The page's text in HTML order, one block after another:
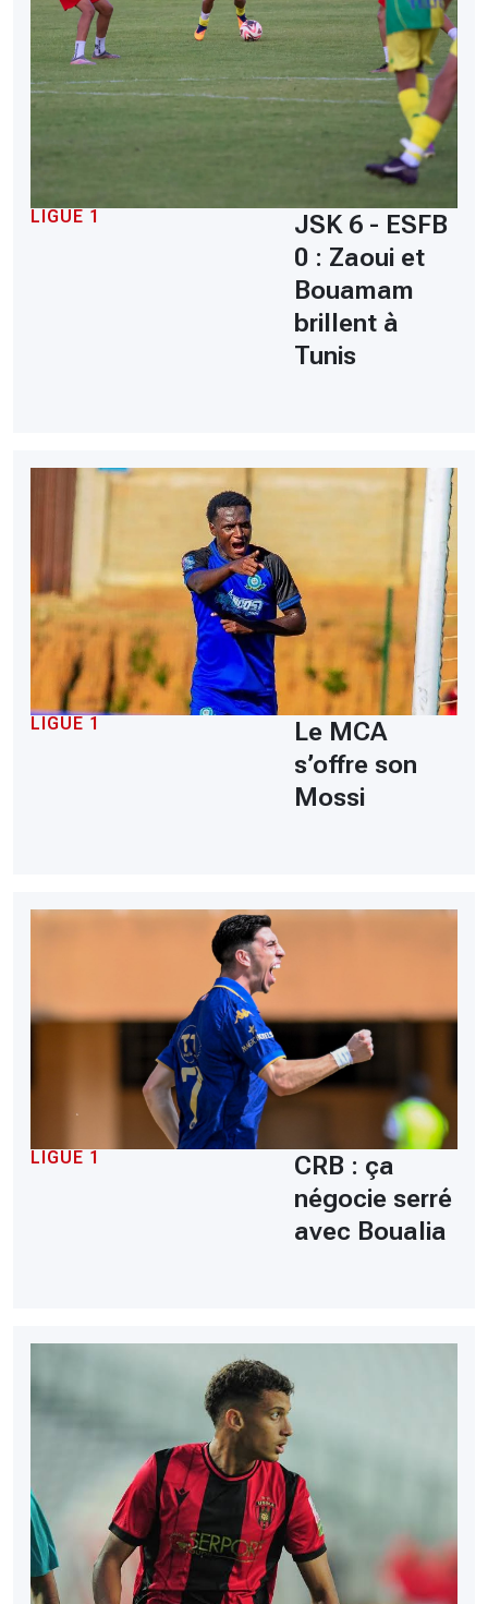
LIGUE 1
JSK 6 - ESFB
0 : Zaoui et
Bouamam
brillent à
Tunis
LIGUE 1
Le MCA
s’offre son
Mossi
LIGUE 1
CRB : ça
négocie serré
avec Boualia